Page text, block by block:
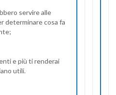
servire alle
determinare cosa fa
e più ti renderai
utili.